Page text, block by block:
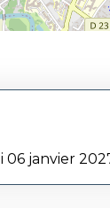
janvier